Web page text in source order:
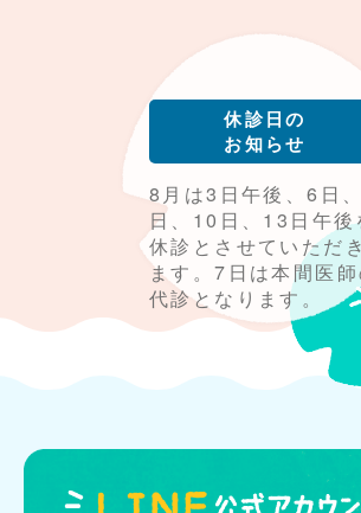
休診日の
お知らせ
8月は3日午後、6日
日、10日、13日午後
休診とさせていただき
ます。7日は本間医
代診となります。